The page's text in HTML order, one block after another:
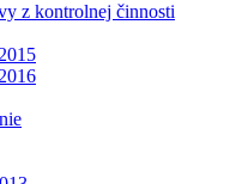
z kontrolnej činnosti